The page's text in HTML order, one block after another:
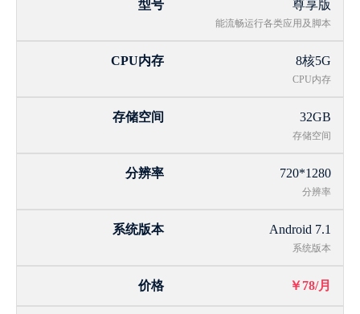
尊享版
能流畅运行各类应用及脚本
8核5G
CPU内存
32GB
存储空间
720*1280
分辨率
Android 7.1
系统版本
￥78/月